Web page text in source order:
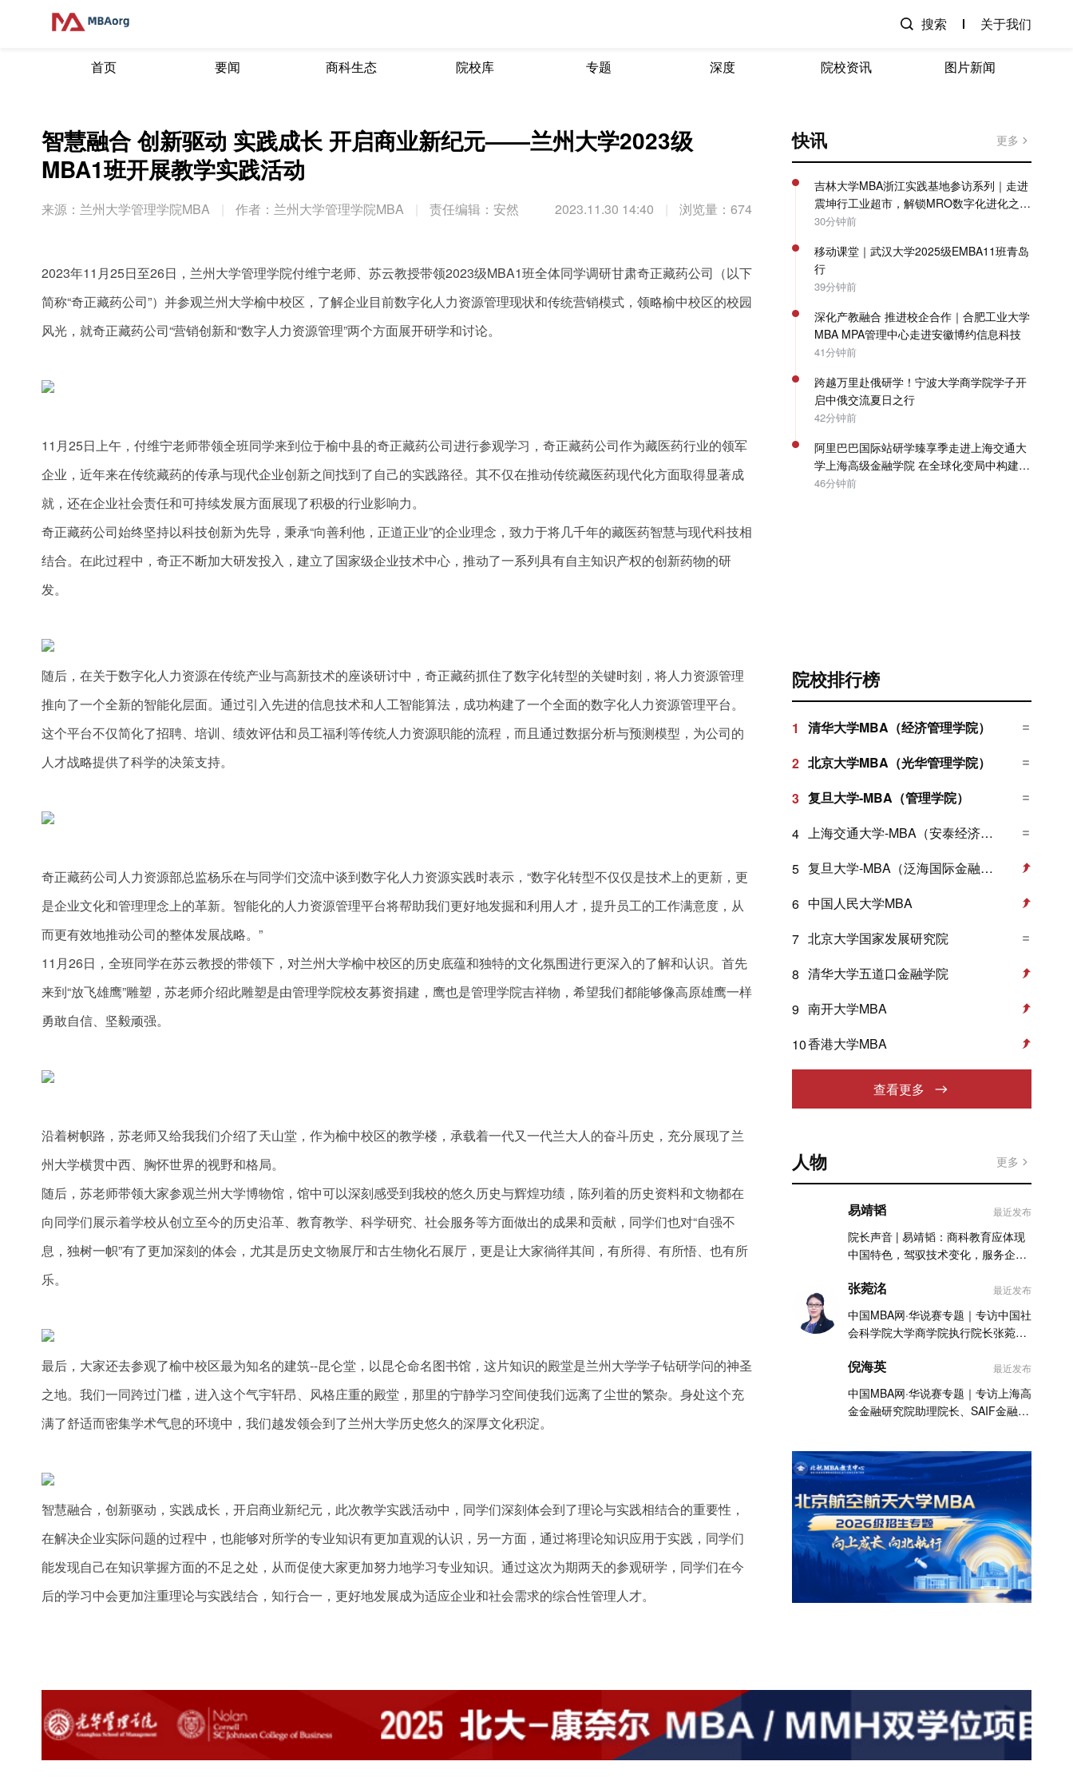
搜索 关于我们
首页 要闻 商科生态 院校库 专题 深度 院校资讯 图片新闻
智慧融合 创新驱动 实践成长 开启商业新纪元——兰州大学2023级
MBA1班开展教学实践活动
来源：兰州大学管理学院MBA 作者：兰州大学管理学院MBA 责任编辑：安然 2023.11.30 14:40 浏览量：674
2023年11月25日至26日，兰州大学管理学院付维宁老师、苏云教授带领2023级MBA1班全体同学调研甘肃奇正藏药公司（以下
简称“奇正藏药公司”）并参观兰州大学榆中校区，了解企业目前数字化人力资源管理现状和传统营销模式，领略榆中校区的校园
风光，就奇正藏药公司“营销创新和“数字人力资源管理”两个方面展开研学和讨论。
11月25日上午，付维宁老师带领全班同学来到位于榆中县的奇正藏药公司进行参观学习，奇正藏药公司作为藏医药行业的领军
企业，近年来在传统藏药的传承与现代企业创新之间找到了自己的实践路径。其不仅在推动传统藏医药现代化方面取得显著成
就，还在企业社会责任和可持续发展方面展现了积极的行业影响力。
奇正藏药公司始终坚持以科技创新为先导，秉承“向善利他，正道正业”的企业理念，致力于将几千年的藏医药智慧与现代科技相
结合。在此过程中，奇正不断加大研发投入，建立了国家级企业技术中心，推动了一系列具有自主知识产权的创新药物的研
发。
随后，在关于数字化人力资源在传统产业与高新技术的座谈研讨中，奇正藏药抓住了数字化转型的关键时刻，将人力资源管理
推向了一个全新的智能化层面。通过引入先进的信息技术和人工智能算法，成功构建了一个全面的数字化人力资源管理平台。
这个平台不仅简化了招聘、培训、绩效评估和员工福利等传统人力资源职能的流程，而且通过数据分析与预测模型，为公司的
人才战略提供了科学的决策支持。
奇正藏药公司人力资源部总监杨乐在与同学们交流中谈到数字化人力资源实践时表示，“数字化转型不仅仅是技术上的更新，更
是企业文化和管理理念上的革新。智能化的人力资源管理平台将帮助我们更好地发掘和利用人才，提升员工的工作满意度，从
而更有效地推动公司的整体发展战略。”
11月26日，全班同学在苏云教授的带领下，对兰州大学榆中校区的历史底蕴和独特的文化氛围进行更深入的了解和认识。首先
来到“放飞雄鹰”雕塑，苏老师介绍此雕塑是由管理学院校友募资捐建，鹰也是管理学院吉祥物，希望我们都能够像高原雄鹰一样
勇敢自信、坚毅顽强。
沿着树帜路，苏老师又给我我们介绍了天山堂，作为榆中校区的教学楼，承载着一代又一代兰大人的奋斗历史，充分展现了兰
州大学横贯中西、胸怀世界的视野和格局。
随后，苏老师带领大家参观兰州大学博物馆，馆中可以深刻感受到我校的悠久历史与辉煌功绩，陈列着的历史资料和文物都在
向同学们展示着学校从创立至今的历史沿革、教育教学、科学研究、社会服务等方面做出的成果和贡献，同学们也对“自强不
息，独树一帜”有了更加深刻的体会，尤其是历史文物展厅和古生物化石展厅，更是让大家徜徉其间，有所得、有所悟、也有所
乐。
最后，大家还去参观了榆中校区最为知名的建筑--昆仑堂，以昆仑命名图书馆，这片知识的殿堂是兰州大学学子钻研学问的神圣
之地。我们一同跨过门槛，进入这个气宇轩昂、风格庄重的殿堂，那里的宁静学习空间使我们远离了尘世的繁杂。身处这个充
满了舒适而密集学术气息的环境中，我们越发领会到了兰州大学历史悠久的深厚文化积淀。
智慧融合，创新驱动，实践成长，开启商业新纪元，此次教学实践活动中，同学们深刻体会到了理论与实践相结合的重要性，
在解决企业实际问题的过程中，也能够对所学的专业知识有更加直观的认识，另一方面，通过将理论知识应用于实践，同学们
能发现自己在知识掌握方面的不足之处，从而促使大家更加努力地学习专业知识。通过这次为期两天的参观研学，同学们在今
后的学习中会更加注重理论与实践结合，知行合一，更好地发展成为适应企业和社会需求的综合性管理人才。
快讯 更多
吉林大学MBA浙江实践基地参访系列｜走进
震坤行工业超市，解锁MRO数字化进化之
路！
30分钟前
移动课堂｜武汉大学2025级EMBA11班青岛
行
39分钟前
深化产教融合 推进校企合作｜合肥工业大学
MBA MPA管理中心走进安徽博约信息科技
41分钟前
跨越万里赴俄研学！宁波大学商学院学子开
启中俄交流夏日之行
42分钟前
阿里巴巴国际站研学臻享季走进上海交通大
学上海高级金融学院 在全球化变局中构建企
业出海系统能力 | SAIF动态
46分钟前
院校排行榜
1
清华大学MBA（经济管理学院）
2 北京大学MBA（光华管理学院）
3 复旦大学-MBA（管理学院）
4
上海交通大学-MBA（安泰经济与管理学院）
5
复旦大学-MBA（泛海国际金融学院）
6 中国人民大学MBA
7 北京大学国家发展研究院
8 清华大学五道口金融学院
9 南开大学MBA
10香港大学MBA
查看更多
人物 更多
易靖韬 最近发布
院长声音 | 易靖韬：商科教育应体现
中国特色，驾驭技术变化，服务企业
张菀洺 最近发布
中国MBA网·华说赛专题｜专访中国社
会科学院大学商学院执行院长张菀洺
倪海英 最近发布
中国MBA网·华说赛专题｜专访上海高
金金融研究院助理院长、SAIF金融